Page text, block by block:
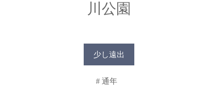
川公園
少し遠出
# 通年